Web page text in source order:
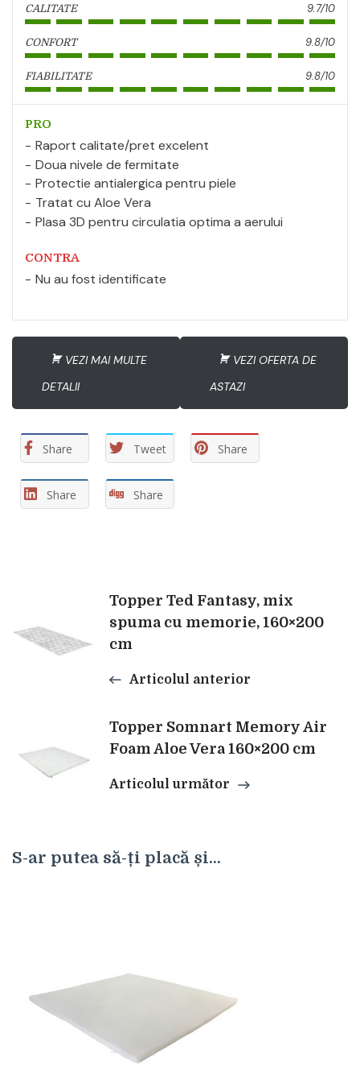
CALITATE 9.7/10
CONFORT 9.8/10
FIABILITATE 9.8/10
PRO
Raport calitate/pret excelent
Doua nivele de fermitate
Protectie antialergica pentru piele
Tratat cu Aloe Vera
Plasa 3D pentru circulatia optima a aerului
CONTRA
Nu au fost identificate
VEZI MAI MULTE
DETALII
VEZI OFERTA DE
ASTAZI
Share Tweet Share
Share Share
Navigare
în
articole
Topper Ted Fantasy, mix
spuma cu memorie, 160×200
cm
Articolul anterior
Topper Somnart Memory Air
Foam Aloe Vera 160×200 cm
Articolul următor
S-ar putea să-ți placă și...